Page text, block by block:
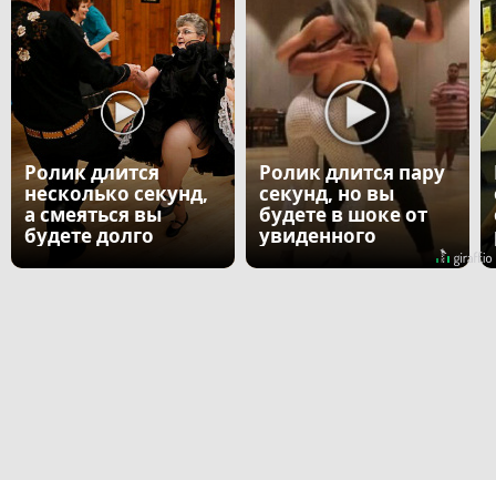
Ролик длится
несколько секунд,
а смеяться вы
будете долго
Ролик длится пару
секунд, но вы
будете в шоке от
увиденного